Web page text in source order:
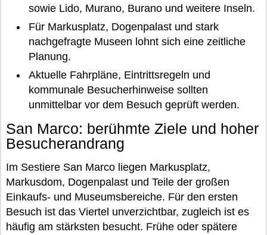
sowie Lido, Murano, Burano und weitere Inseln.
Für Markusplatz, Dogenpalast und stark
nachgefragte Museen lohnt sich eine zeitliche
Planung.
Aktuelle Fahrpläne, Eintrittsregeln und
kommunale Besucherhinweise sollten
unmittelbar vor dem Besuch geprüft werden.
San Marco: berühmte Ziele und hoher
Besucherandrang
Im Sestiere San Marco liegen Markusplatz,
Markusdom, Dogenpalast und Teile der großen
Einkaufs- und Museumsbereiche. Für den ersten
Besuch ist das Viertel unverzichtbar, zugleich ist es
häufig am stärksten besucht. Frühe oder spätere